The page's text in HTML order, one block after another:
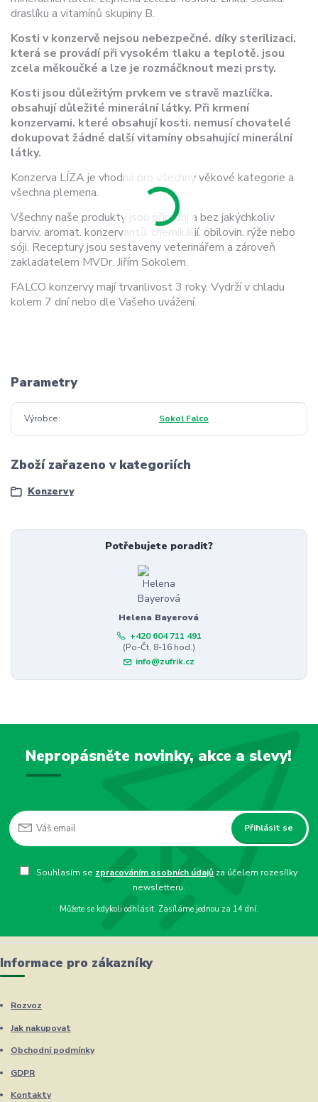
draslíku a vitamínů skupiny B.
Kosti v konzervě nejsou nebezpečné. díky sterilizaci.
která se provádí při vysokém tlaku a teplotě. jsou
zcela měkoučké a lze je rozmáčknout mezi prsty.
Kosti jsou důležitým prvkem ve stravě mazlíčka.
obsahují důležité minerální látky. Při krmení
konzervami. které obsahují kosti. nemusí chovatelé
dokupovat žádné další vitamíny obsahující minerální
látky.
Konzerva LÍZA je vhodná pro všechny věkové kategorie a
všechna plemena.
Všechny naše produkty jsou přírodní a bez jakýchkoliv
barviv. aromat. konzervantů. chemikálií. obilovin. rýže nebo
sóji. Receptury jsou sestaveny veterinářem a zároveň
zakladatelem MVDr. Jiřím Sokolem.
FALCO konzervy mají trvanlivost 3 roky. Vydrží v chladu
kolem 7 dní nebo dle Vašeho uvážení.
Parametry
Výrobce Sokol Falco
Zboží zařazeno v kategoriích
Konzervy
Potřebujete poradit?
Helena Bayerová
+420 604 711 491
(Po-Čt, 8-16 hod.)
info@zufrik.cz
Nepropásněte novinky, akce a slevy!
Přihlásit se
Souhlasím se zpracováním osobních údajů za účelem rozesílky
newsletteru.
Můžete se kdykoli odhlásit. Zasíláme jednou za 14 dní.
Informace pro zákazníky
Rozvoz
Jak nakupovat
Obchodní podmínky
GDPR
Kontakty